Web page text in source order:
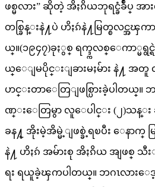
ဖစ္မလား” ဆိုတဲ့ အိႏၵိယဘုရင္ခံခ်ဳပ္ အာ
တစ္ခြန္းနဲ႔ပဲ ဟိႏၵဴနဲ႔မြတ္စလင္အၾ
ယ္။(၁၉၄၇)ခုႏွစ္ ရက္ဒ္ကလစ္ေကာ္မရွ
ယ္ေျမပိုင္းျခားမႈမ်ား နဲ႔ အ
ပာင္းတာေတြျဖစ္ပြားခဲ့ပါတယ္
ဏ္းေတြမွာ လူေပါင္း (၂)သန္း
ခန႔္ အိုးမဲ့အိမ္မဲ့ျဖစ္ခဲ့ရၿပီး ေနာက္ မ
နဲ႔ ဟိႏၵဴ အမ်ားစု အိႏၵိယ အျဖစ္ သီးျ
ရး ရယူခဲ့ၾကပါတယ္။ ဘဂၤလားေ